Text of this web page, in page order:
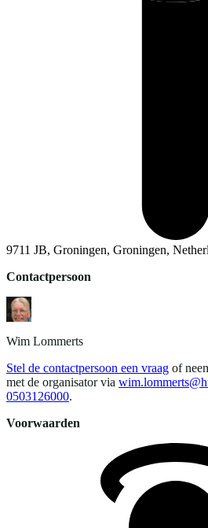
9711 JB, Groningen, Groningen,
Contactpersoon
Wim Lommerts
Stel de contactpersoon een vraag of
met de organisator via
0503126000.
Voorwaarden